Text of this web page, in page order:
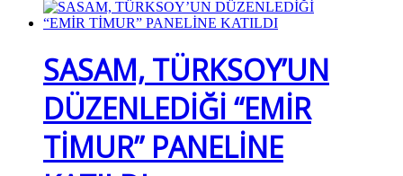
SASAM, TÜRKSOY’UN
DÜZENLEDİĞİ “EMİR
TİMUR” PANELİNE